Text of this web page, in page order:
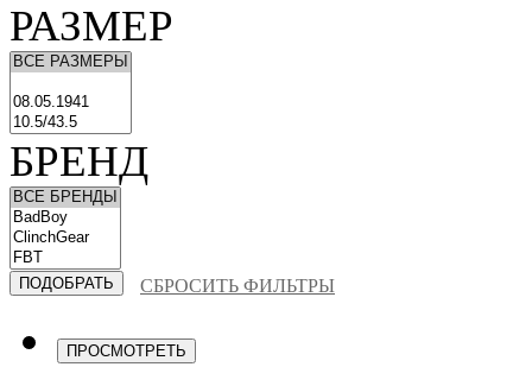
РАЗМЕР
БРЕНД
СБРОСИТЬ ФИЛЬТРЫ
ПРОСМОТРЕТЬ